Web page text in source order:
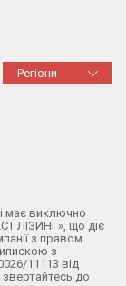
Регіони
має виключно
ЛІЗИНГ», що діє
з правом
з
11113 від
до